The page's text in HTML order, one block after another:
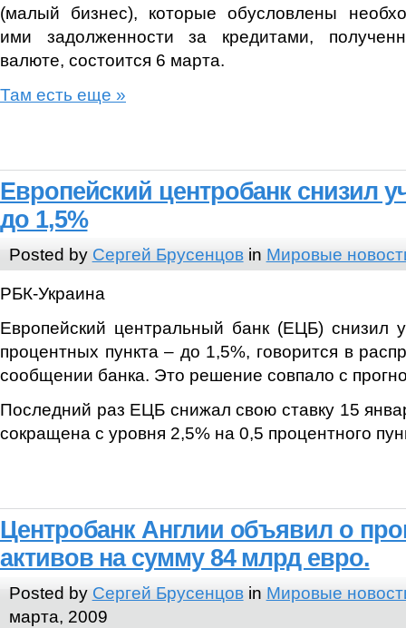
(малый бизнес), которые обусловлены
ими задолженности за кредитами,
валюте, состоится 6 марта.
Там есть еще »
Европейский центробанк снизил
до 1,5%
Posted by Сергей Брусенцовin Мировые
РБК-Украина
Европейский центральный банк (ЕЦБ) снизил
процентных пункта – до 1,5%, говорится в
сообщении банка. Это решение совпало с
Последний раз ЕЦБ снижал свою ставку 15
сокращена с уровня 2,5% на 0,5 процентного
Центробанк Англии объявил о
активов на сумму 84 млрд евро.
Posted by Сергей Брусенцовin Мировые
марта, 2009